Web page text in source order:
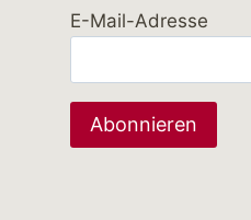
E-Mail-Adresse